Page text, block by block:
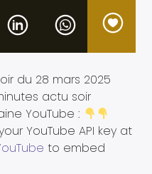
du 28 mars 2025
actu soir
YouTube :
YouTube API key at
to embed